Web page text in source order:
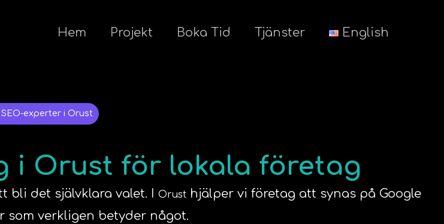
Hem Projekt Boka Tid Tjänster English
SEO-experter i Orust
i Orust för lokala företag
bli det självklara valet. I Orust hjälper vi företag att synas på Google
som verkligen betyder något.